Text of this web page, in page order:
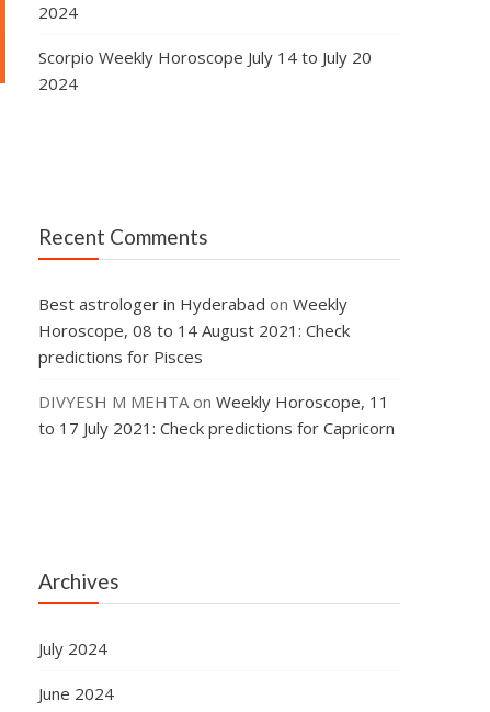
2024
Scorpio Weekly Horoscope July 14 to July 20
2024
Recent Comments
Best astrologer in Hyderabad on Weekly
Horoscope, 08 to 14 August 2021: Check
predictions for Pisces
DIVYESH M MEHTAon Weekly Horoscope, 11
to 17 July 2021: Check predictions for Capricorn
Archives
July 2024
June 2024